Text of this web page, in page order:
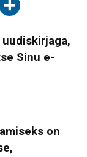
Sinu e-
on